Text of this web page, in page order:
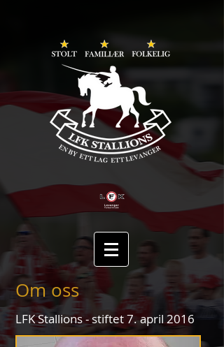
Om oss
LFK Stallions - stiftet 7. april 2016